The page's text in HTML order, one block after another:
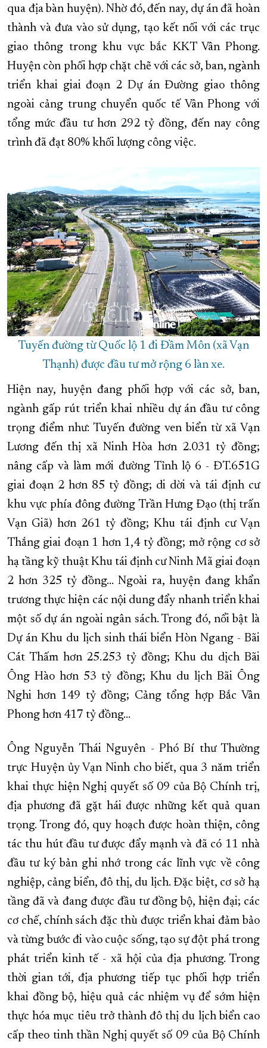
qua địa bàn huyện). Nhờ đó, đến nay, dự án đã hoàn
thành và đưa vào sử dụng, tạo kết nối với các trục
giao thông trong khu vực bắc KKT Vân Phong.
Huyện còn phối hợp chặt chẽ với các sở, ban, ngành
triển khai giai đoạn 2 Dự án Đường giao thông
ngoài cảng trung chuyển quốc tế Vân Phong với
tổng mức đầu tư hơn 292 tỷ đồng, đến nay công
trình đã đạt 80% khối lượng công việc.
Tuyến đường từ Quốc lộ 1 đi Đầm Môn (xã Vạn
Thạnh) được đầu tư mở rộng 6 làn xe.
Hiện nay, huyện đang phối hợp với các sở, ban,
ngành gấp rút triển khai nhiều dự án đầu tư công
trọng điểm như: Tuyến đường ven biển từ xã Vạn
Lương đến thị xã Ninh Hòa hơn 2.031 tỷ đồng;
nâng cấp và làm mới đường Tỉnh lộ 6 - ĐT.651G
giai đoạn 2 hơn 85 tỷ đồng; di dời và tái định cư
khu vực phía đông đường Trần Hưng Đạo (thị trấn
Vạn Giã) hơn 261 tỷ đồng; Khu tái định cư Vạn
Thắng giai đoạn 1 hơn 1,4 tỷ đồng; mở rộng cơ sở
hạ tầng kỹ thuật Khu tái định cư Ninh Mã giai đoạn
2 hơn 325 tỷ đồng… Ngoài ra, huyện đang khẩn
trương thực hiện các nội dung đẩy nhanh triển khai
một số dự án ngoài ngân sách. Trong đó, nổi bật là
Dự án Khu du lịch sinh thái biển Hòn Ngang - Bãi
Cát Thấm hơn 25.253 tỷ đồng; Khu du dịch Bãi
Ông Hào hơn 53 tỷ đồng; Khu du lịch Bãi Ông
Nghi hơn 149 tỷ đồng; Cảng tổng hợp Bắc Vân
Phong hơn 417 tỷ đồng…
Ông Nguyễn Thái Nguyên - Phó Bí thư Thường
trực Huyện ủy Vạn Ninh cho biết, qua 3 năm triển
khai thực hiện Nghị quyết số 09 của Bộ Chính trị,
địa phương đã gặt hái được những kết quả quan
trọng. Trong đó, quy hoạch được hoàn thiện, công
tác thu hút đầu tư được đẩy mạnh và đã có 11 nhà
đầu tư ký bản ghi nhớ trong các lĩnh vực về công
nghiệp, cảng biển, đô thị, du lịch. Đặc biệt, cơ sở hạ
tầng đã và đang được đầu tư đồng bộ, hiện đại; các
cơ chế, chính sách đặc thù được triển khai đảm bảo
và từng bước đi vào cuộc sống, tạo sự đột phá trong
phát triển kinh tế - xã hội của địa phương. Trong
thời gian tới, địa phương tiếp tục phối hợp triển
khai đồng bộ, hiệu quả các nhiệm vụ để sớm hiện
thực hóa mục tiêu trở thành đô thị du lịch biển cao
cấp theo tinh thần Nghị quyết số 09 của Bộ Chính